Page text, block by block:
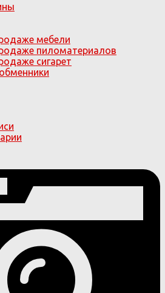
мебели
пиломатериалов
сигарет